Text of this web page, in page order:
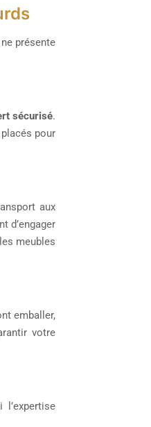
présente
sécurisé.
pour
aux
d’engager
meubles
emballer,
votre